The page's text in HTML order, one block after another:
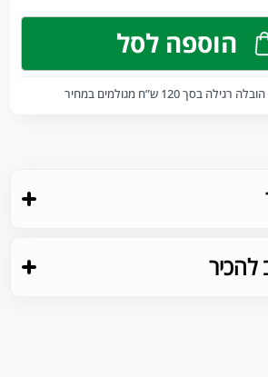
הוספה לסל
בסך 120 ש”ח מגולמים במחיר
להכיר